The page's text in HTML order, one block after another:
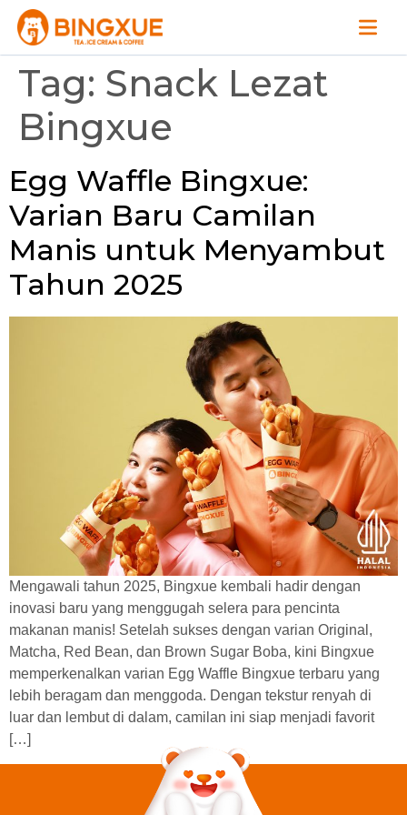
Tag: Snack Lezat
Bingxue
Egg Waffle Bingxue:
Varian Baru Camilan
Manis untuk Menyambut
Tahun 2025
Mengawali tahun 2025, Bingxue kembali hadir dengan
inovasi baru yang menggugah selera para pencinta
makanan manis! Setelah sukses dengan varian Original,
Matcha, Red Bean, dan Brown Sugar Boba, kini Bingxue
memperkenalkan varian Egg Waffle Bingxue terbaru yang
lebih beragam dan menggoda. Dengan tekstur renyah di
luar dan lembut di dalam, camilan ini siap menjadi favorit
[…]